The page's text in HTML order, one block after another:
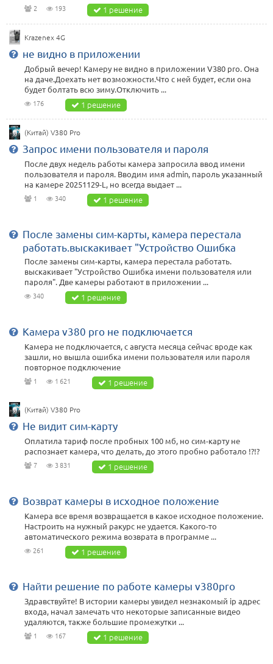
2 193 1 решение
Krazenex 4G
не видно в приложении
Добрый вечер! Камеру не видно в приложении V380 pro. Она
на даче.Доехать нет возможности.Что с ней будет, если она
будет болтать всю зиму.Отключить ...
176 1 решение
(Китай) V380 Pro
Запрос имени пользователя и пароля
После двух недель работы камера запросила ввод имени
пользователя и пароля. Вводим имя admin, пароль указанный
на камере 20251129-L, но всегда выдает ...
1 340 1 решение
После замены сим-карты, камера перестала
работать.выскакивает "Устройство Ошибка
После замены сим-карты, камера перестала работать.
выскакивает "Устройство Ошибка имени пользователя или
пароля". Две камеры работают в приложении ...
340 1 решение
Камера v380 pro не подключается
Камера не подключается, с августа месяца сейчас вроде как
зашли, но вышла ошибка имени пользователя или пароля
повторное подключение
1 1 621 1 решение
(Китай) V380 Pro
Не видит сим-карту
Оплатила тариф после пробных 100 мб, но сим-карту не
распознает камера, что делать, до этого пробно работало !?!?
7 3 831 1 решение
Возврат камеры в исходное положение
Камера все время возвращается в какое исходное положение.
Настроить на нужный ракурс не удается. Какого-то
автоматического режима возврата в программе ...
261 1 решение
Найти решение по работе камеры v380pro
Здравствуйте! В истории камеры увидел незнакомый ip адрес
входа, начал замечать что некоторые записанные видео
удаляются, также большие промежутки ...
1 167 1 решение